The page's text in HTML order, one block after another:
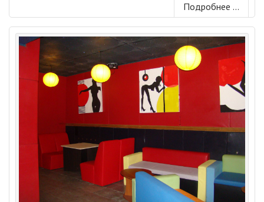
Подробнее ...